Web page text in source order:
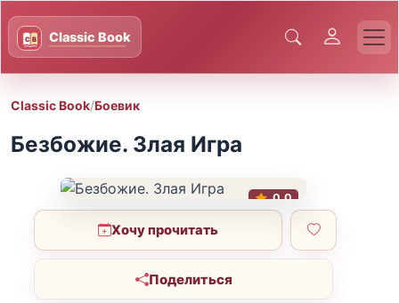
Classic Book/Боевик
Безбожие. Злая Игра
0.0
Хочу прочитать
Поделиться